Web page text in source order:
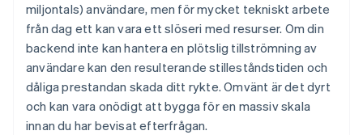
miljontals) användare, men för mycket tekniskt arbete
från dag ett kan vara ett slöseri med resurser. Om din
backend inte kan hantera en plötslig tillströmning av
användare kan den resulterande stilleståndstiden och
dåliga prestandan skada ditt rykte. Omvänt är det dyrt
och kan vara onödigt att bygga för en massiv skala
innan du har bevisat efterfrågan.